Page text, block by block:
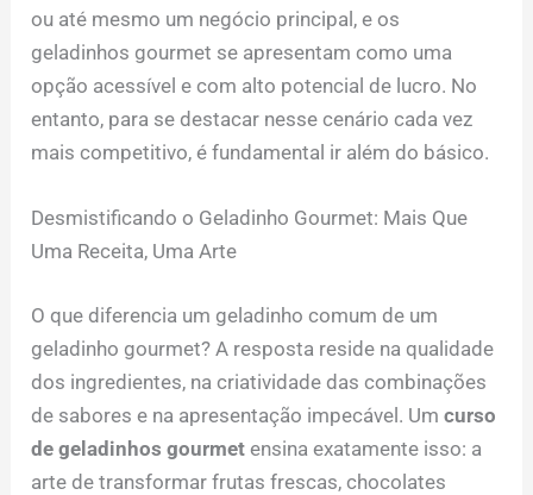
ou até mesmo um negócio principal, e os
geladinhos gourmet se apresentam como uma
opção acessível e com alto potencial de lucro. No
entanto, para se destacar nesse cenário cada vez
mais competitivo, é fundamental ir além do básico.
Desmistificando o Geladinho Gourmet: Mais Que
Uma Receita, Uma Arte
O que diferencia um geladinho comum de um
geladinho gourmet? A resposta reside na qualidade
dos ingredientes, na criatividade das combinações
de sabores e na apresentação impecável. Umcurso
de geladinhos gourmet ensina exatamente isso: a
arte de transformar frutas frescas, chocolates